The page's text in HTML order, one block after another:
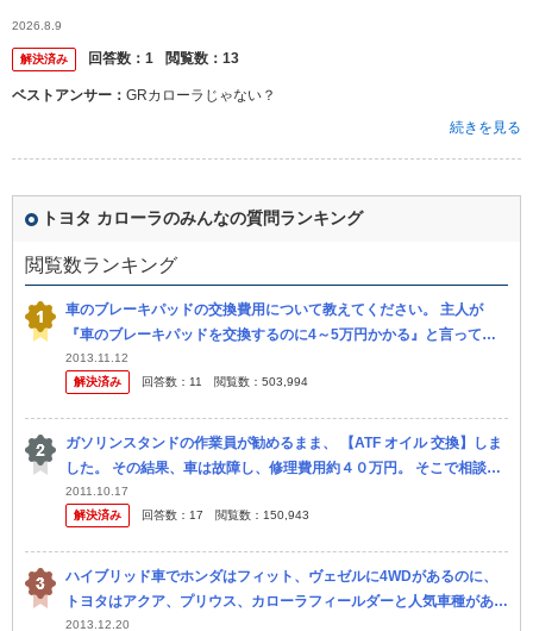
ですと上級価格でも320万円くらいですのでなぜ520万円になる...
2026.8.9
解決済み 回答数： 1 閲覧数： 13
ベストアンサー： GRカローラじゃない？
続きを見る
トヨタ カローラのみんなの質問ランキング
閲覧数ランキング
車のブレーキパッドの交換費用について教えてください。 主人が
『車のブレーキパッドを交換するのに4～5万円かかる』と言ってき
ました。 ディーラーさんに頼むようです。 そんなにかかるも のなん
でし...
2013.11.12
解決済み
回答数： 11 閲覧数： 503,994
ガソリンスタンドの作業員が勧めるまま、 【ATF オイル 交換】しま
した。 その結果、車は故障し、修理費用約４０万円。 そこで相談で
す。 セルフのガソリンスタンドの作業員に勧められ、ほいほ...
2011.10.17
解決済み
回答数： 17 閲覧数： 150,943
ハイブリッド車でホンダはフィット、ヴェゼルに4WDがあるのに、
トヨタはアクア、プリウス、カローラフィールダーと人気車種がある
のに4WDがないのは何故でしょう？ カローラフィールダーなんて 仕
2013.12.20